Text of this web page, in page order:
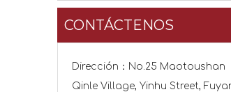
CONTÁCTENOS
Dirección：No.25 Maotoushan
Qinle Village, Yinhu Street,